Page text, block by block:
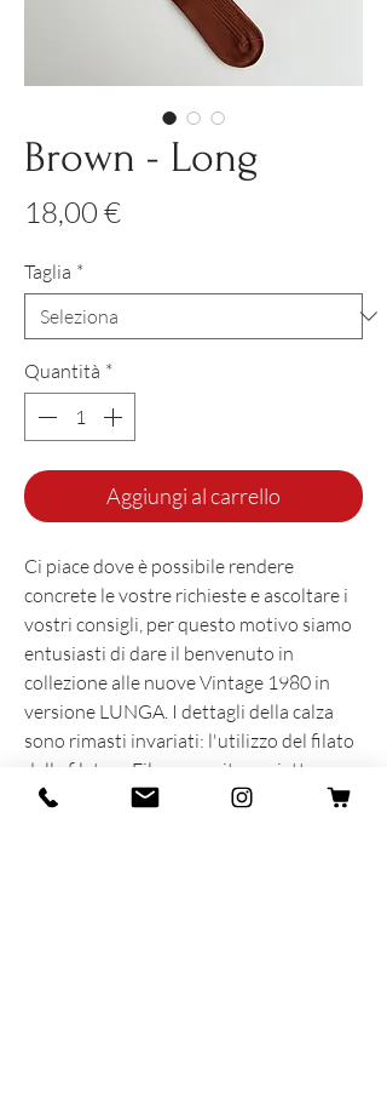
Brown - Long
18,00 €Prezzo
Taglia *
Quantità *
Aggiungi al carrello
Ci piace dove è possibile rendere
concrete le vostre richieste e ascoltare i
vostri consigli, per questo motivo siamo
entusiasti di dare il benvenuto in
collezione alle nuove Vintage 1980 in
versione LUNGA. I dettagli della calza
sono rimasti invariati: l'utilizzo del filato
delle filature Filmar, cucitura piatta,
rimaglio a mano a contrasto e un fit